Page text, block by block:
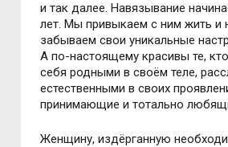
и так далее. Навязывание
лет. Мы привыкаем с ним жить и
забываем свои уникальные
А по-настоящему красивы те,
себя родными в своём теле,
естественными в своих
принимающие и тотально
Женщину, издёрганную